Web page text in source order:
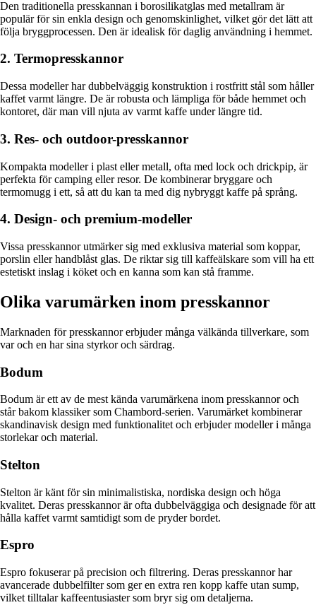
Den traditionella presskannan i borosilikatglas med metallram är
populär för sin enkla design och genomskinlighet, vilket gör det lätt att
följa bryggprocessen. Den är idealisk för daglig användning i hemmet.
2. Termopresskannor
Dessa modeller har dubbelväggig konstruktion i rostfritt stål som håller
kaffet varmt längre. De är robusta och lämpliga för både hemmet och
kontoret, där man vill njuta av varmt kaffe under längre tid.
3. Res- och outdoor-presskannor
Kompakta modeller i plast eller metall, ofta med lock och drickpip, är
perfekta för camping eller resor. De kombinerar bryggare och
termomugg i ett, så att du kan ta med dig nybryggt kaffe på språng.
4. Design- och premium-modeller
Vissa presskannor utmärker sig med exklusiva material som koppar,
porslin eller handblåst glas. De riktar sig till kaffeälskare som vill ha ett
estetiskt inslag i köket och en kanna som kan stå framme.
Olika varumärken inom presskannor
Marknaden för presskannor erbjuder många välkända tillverkare, som
var och en har sina styrkor och särdrag.
Bodum
Bodum är ett av de mest kända varumärkena inom presskannor och
står bakom klassiker som Chambord-serien. Varumärket kombinerar
skandinavisk design med funktionalitet och erbjuder modeller i många
storlekar och material.
Stelton
Stelton är känt för sin minimalistiska, nordiska design och höga
kvalitet. Deras presskannor är ofta dubbelväggiga och designade för att
hålla kaffet varmt samtidigt som de pryder bordet.
Espro
Espro fokuserar på precision och filtrering. Deras presskannor har
avancerade dubbelfilter som ger en extra ren kopp kaffe utan sump,
vilket tilltalar kaffeentusiaster som bryr sig om detaljerna.